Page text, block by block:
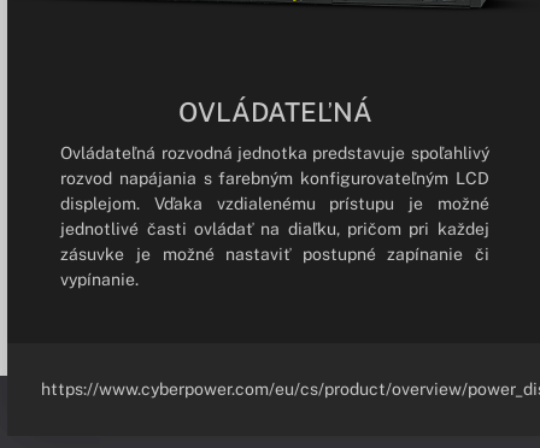
OVLÁDATEĽNÁ
Ovládateľná rozvodná jednotka predstavuje spoľahlivý
rozvod napájania s farebným konfigurovateľným LCD
displejom. Vďaka vzdialenému prístupu je možné
jednotlivé časti ovládať na diaľku, pričom pri každej
zásuvke je možné nastaviť postupné zapínanie či
vypínanie.
https://www.cyberpower.com/eu/cs/product/overview/